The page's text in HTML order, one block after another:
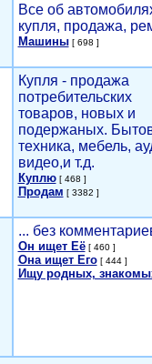
Все об
купля, продажа,
Машины[ 698 ]
Купля - продажа
потребительских
товаров, новых и
подержаных.
техника, мебель,
видео,и т.д.
Куплю[ 468 ]
Продам [ 3382 ]
... без
Он ищет Её[ 460 ]
Она ищет Его[ 444 ]
Ищу родных,